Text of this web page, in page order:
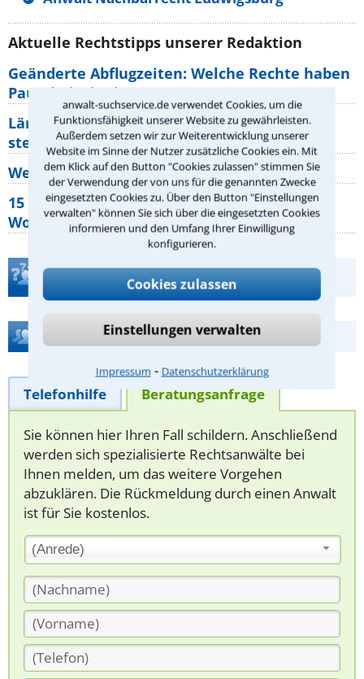
anwalt-suchservice.de verwendet Cookies, um die
Funktionsfähigkeit unserer Website zu gewährleisten.
Außerdem setzen wir zur Weiterentwicklung unserer
Website im Sinne der Nutzer zusätzliche Cookies ein. Mit
dem Klick auf den Button "Cookies zulassen" stimmen Sie
der Verwendung der von uns für die genannten Zwecke
eingesetzten Cookies zu. Über den Button "Einstellungen
verwalten" können Sie sich über die eingesetzten Cookies
informieren und den Umfang Ihrer Einwilligung
konfigurieren.
Cookies zulassen
Einstellungen verwalten
Impressum ⁃ Datenschutzerklärung
Aktuelle Rechtstipps unserer Redaktion
Geänderte Abflugzeiten: Welche Rechte haben
Pauschalurlauber?
Lärm von den Nachbarn: Welche Rechte
stehen mir zu?
Wer muss Zweitwohnungssteuer zahlen?
15 elementare Rechte, die jeder
Wohnungseigentümer kennen sollte
Teste Dein Rechtswissen
Hilfe bei Ihrer Anwaltsuche?
Telefonhilfe Beratungsanfrage
Sie können hier Ihren Fall schildern. Anschließend
werden sich spezialisierte Rechtsanwälte bei
Ihnen melden, um das weitere Vorgehen
abzuklären. Die Rückmeldung durch einen Anwalt
ist für Sie kostenlos.
(Anrede)